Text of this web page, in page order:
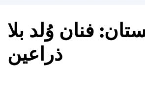
فنان وُلد بلا
ذراعين